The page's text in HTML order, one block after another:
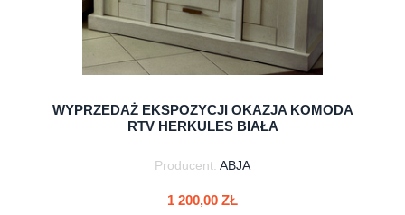
WYPRZEDAŻ EKSPOZYCJI OKAZJA KOMODA
RTV HERKULES BIAŁA
Producent: ABJA
1 200,00 ZŁ